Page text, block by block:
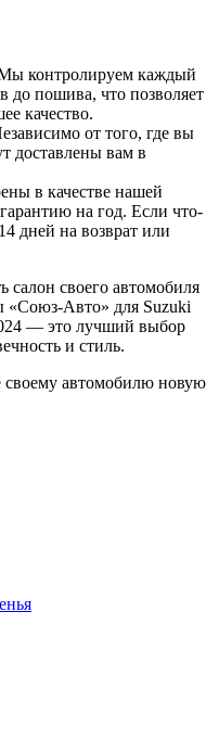
контролируем каждый
до пошива, что позволяет
качество.
от того, где вы
доставлены вам в
в качестве нашей
на год. Если что-
дней на возврат или
салон своего автомобиля
«Союз-Авто» для Suzuki
— это лучший выбор
и стиль.
своему автомобилю новую